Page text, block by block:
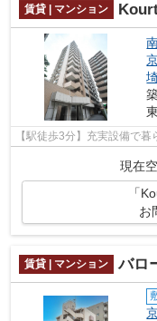
賃貸 | マンション
【駅徒歩3分】充実設備で
現在
「
お
賃貸 | マンション バロ